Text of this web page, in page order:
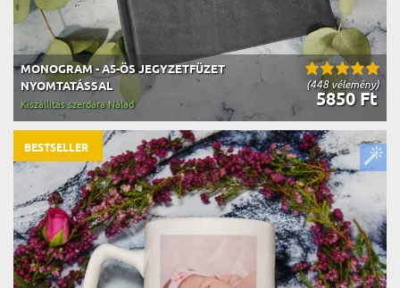
(448 vélemény)
MONOGRAM - A5-ÖS JEGYZETFÜZET
NYOMTATÁSSAL
5850 Ft
Kiszállítás szerdára Nálad
BESTSELLER